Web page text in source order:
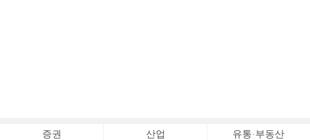
증권 산업 유통·부동산